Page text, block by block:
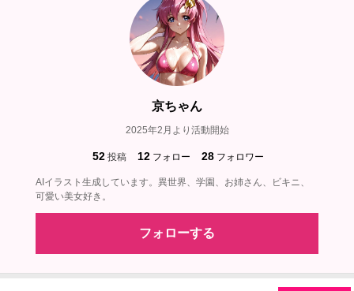
京ちゃん
2025年2月より活動開始
52 投稿 12 フォロー 28 フォロワー
AIイラスト生成しています。異世界、学園、お姉さん、ビキニ、
可愛い美女好き。
フォローする